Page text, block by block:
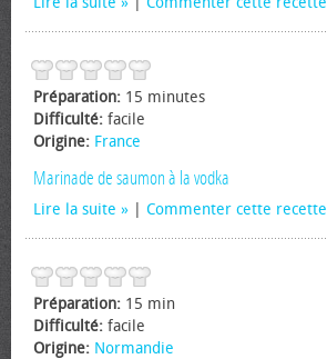
Préparation: 15 minutes
Difficulté: facile
Origine: France
Marinade de saumon à la vodka
Lire la suite Commenter cette recette
Préparation: 15 min
Difficulté: facile
Origine: Normandie